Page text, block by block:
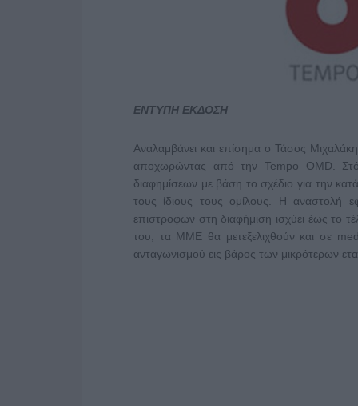
ΕΝΤΥΠΗ ΕΚΔΟΣΗ
Αναλαμβάνει και επίσημα ο Τάσος
αποχωρώντας από την Tempo OMD.
διαφημίσεων με βάση το σχέδιο για την
τους ίδιους τους ομίλους. Η αναστολή
επιστροφών στη διαφήμιση ισχύει έως το
του, τα ΜΜΕ θα μετεξελιχθούν και σε
ανταγωνισμού εις βάρος των μικρότερων